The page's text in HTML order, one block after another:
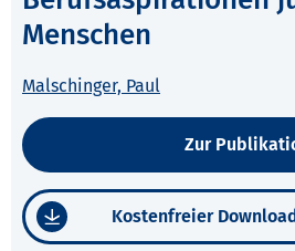
Menschen
Malschinger, Paul
Zur
Kostenfreier Download